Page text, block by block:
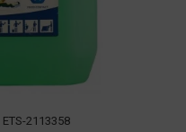
ETS-2113358